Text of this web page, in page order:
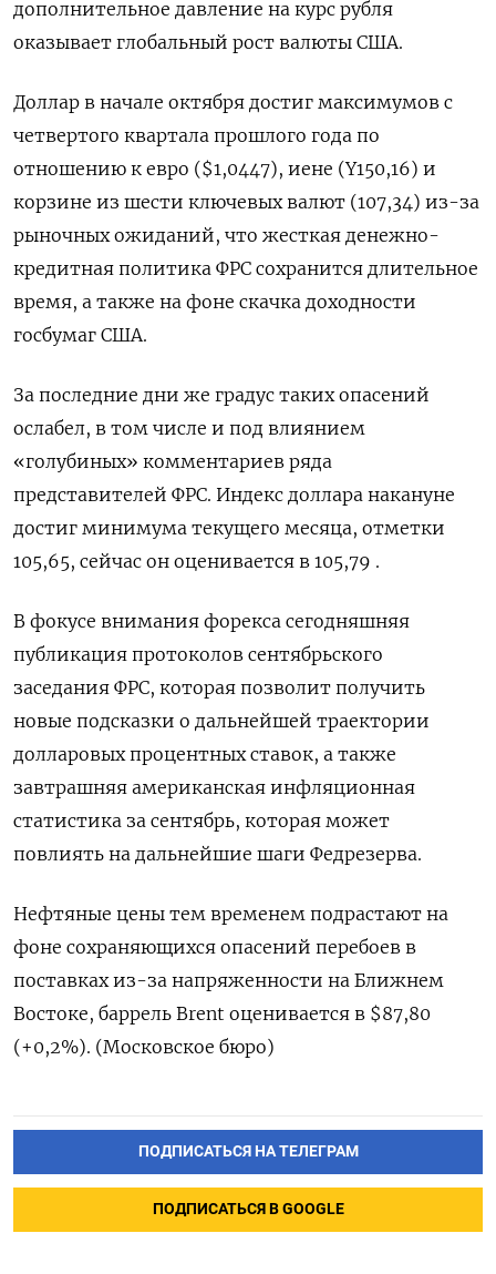
дополнительное давление на курс рубля
оказывает глобальный рост валюты США.
Доллар в начале октября достиг максимумов с
четвертого квартала прошлого года по
отношению к евро ($1,0447), иене (Y150,16) и
корзине из шести ключевых валют (107,34) из-за
рыночных ожиданий, что жесткая денежно-
кредитная политика ФРС сохранится длительное
время, а также на фоне скачка доходности
госбумаг США.
За последние дни же градус таких опасений
ослабел, в том числе и под влиянием
«голубиных» комментариев ряда
представителей ФРС. Индекс доллара накануне
достиг минимума текущего месяца, отметки
105,65, сейчас он оценивается в 105,79 .
В фокусе внимания форекса сегодняшняя
публикация протоколов сентябрьского
заседания ФРС, которая позволит получить
новые подсказки о дальнейшей траектории
долларовых процентных ставок, а также
завтрашняя американская инфляционная
статистика за сентябрь, которая может
повлиять на дальнейшие шаги Федрезерва.
Нефтяные цены тем временем подрастают на
фоне сохраняющихся опасений перебоев в
поставках из-за напряженности на Ближнем
Востоке, баррель Brent оценивается в $87,80
(+0,2%). (Московское бюро)
ПОДПИСАТЬСЯ НА ТЕЛЕГРАМ
ПОДПИСАТЬСЯ В GOOGLE